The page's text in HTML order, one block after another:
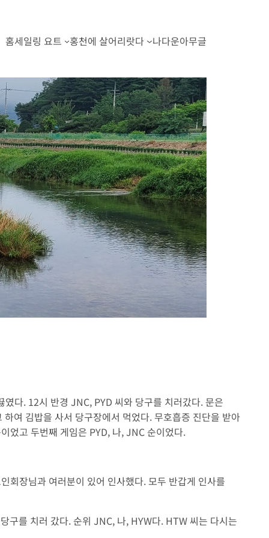
홈세일링 요트 홍천에 살어리랏다 나다운아무글
다. 12시 반경 JNC, PYD 씨와 당구를 치러갔다. 문은
여 김밥을 사서 당구장에서 먹었다. 무호흡증 진단을 받아
었고 두번째 게임은 PYD, 나, JNC 순이었다.
회장님과 여러분이 있어 인사했다. 모두 반갑게 인사를
구를 치러 갔다. 순위 JNC, 나, HYW다. HTW 씨는 다시는